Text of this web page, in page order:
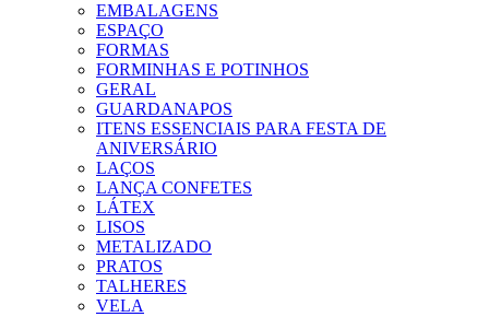
EMBALAGENS
ESPAÇO
FORMAS
FORMINHAS E POTINHOS
GERAL
GUARDANAPOS
ITENS ESSENCIAIS PARA FESTA DE
ANIVERSÁRIO
LAÇOS
LANÇA CONFETES
LÁTEX
LISOS
METALIZADO
PRATOS
TALHERES
VELA